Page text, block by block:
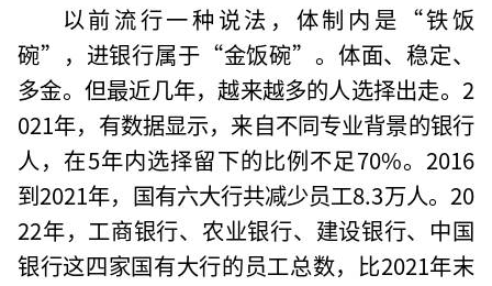
以前流行一种说法，体制内是“铁饭
碗”，进银行属于“金饭碗”。体面、稳定、
多金。但最近几年，越来越多的人选择出走。2
021年，有数据显示，来自不同专业背景的银行
人，在5年内选择留下的比例不足70%。2016
到2021年，国有六大行共减少员工8.3万人。20
22年，工商银行、农业银行、建设银行、中国
银行这四家国有大行的员工总数，比2021年末